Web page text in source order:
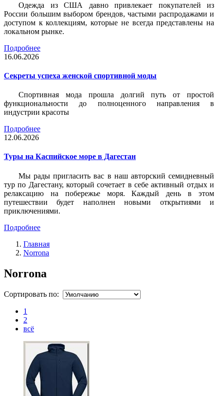
Одежда из США давно привлекает покупателей из
России большим выбором брендов, частыми распродажами и
доступом к коллекциям, которые не всегда представлены на
локальном рынке.
Подробнее
16.06.2026
Секреты успеха женской спортивной моды
Спортивная мода прошла долгий путь от простой
функциональности до полноценного направления в
индустрии красоты
Подробнее
12.06.2026
Туры на Каспийское море в Дагестан
Мы рады пригласить вас в наш авторский семидневный
тур по Дагестану, который сочетает в себе активный отдых и
релаксацию на побережье моря. Каждый день в этом
путешествии будет наполнен новыми открытиями и
приключениями.
Подробнее
Главная
Norrona
Norrona
Сортировать по:
1
2
всё